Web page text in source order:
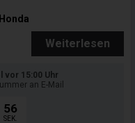
Weiterlesen
vor 15:00 Uhr
an E-Mail
55
SEK.